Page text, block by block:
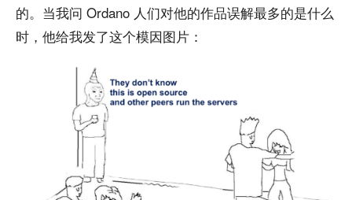
的。当我问 Ordano 人们对他的作品误解最多的是什么
时，他给我发了这个模因图片：